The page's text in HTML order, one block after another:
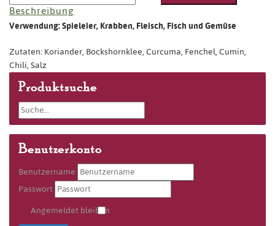
Beschreibung
Verwendung: Spieleier, Krabben, Fleisch, Fisch und Gemüse
Zutaten: Koriander, Bockshornklee, Curcuma, Fenchel, Cumin,
Chili, Salz
Produktsuche
Benutzerkonto
Benutzername
Passwort
Angemeldet bleiben